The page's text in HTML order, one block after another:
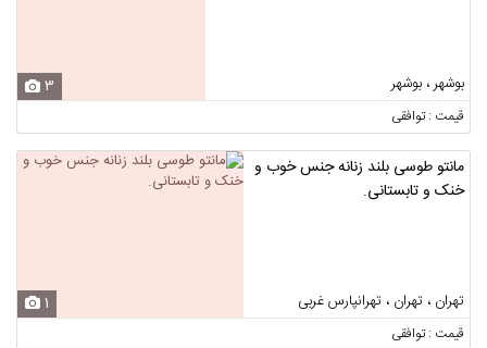
بوشهر ، بوشهر 3
قیمت : توافقی
مانتو طوسی بلند زنانه جنس خوب و
خنک و تابستانی.
تهران ، تهران ، تهرانپارس غربی 1
قیمت : توافقی